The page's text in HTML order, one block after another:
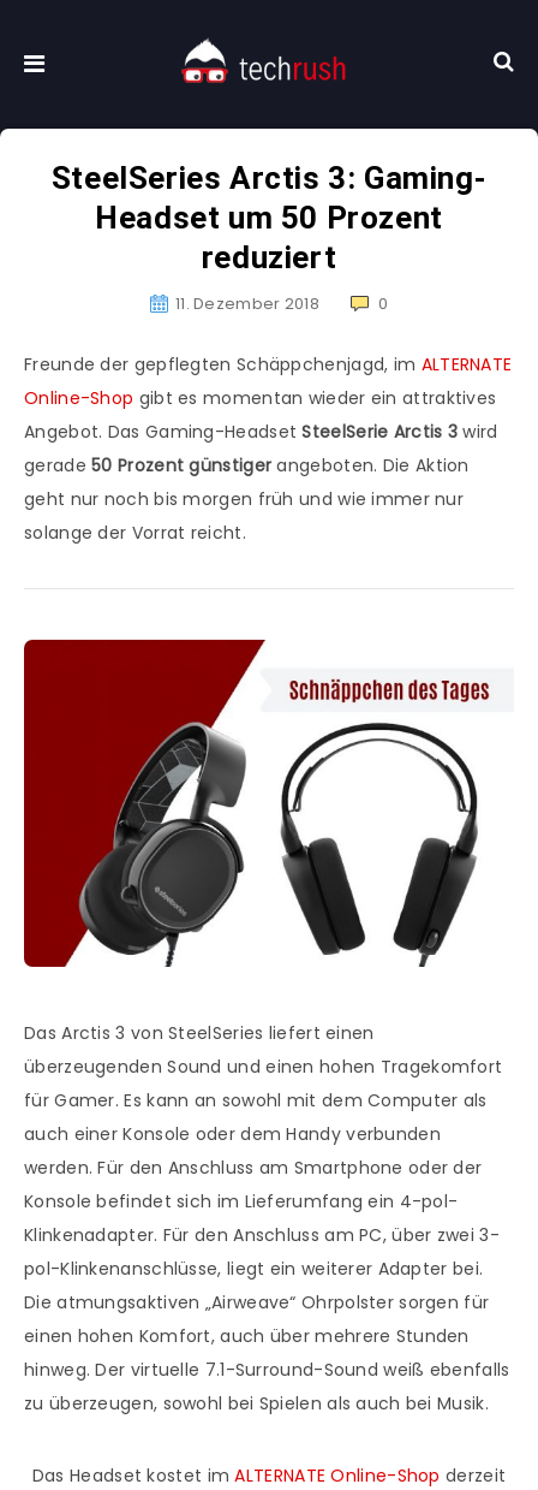
SteelSeries Arctis 3: Gaming-
Headset um 50 Prozent
reduziert
11. Dezember 2018 0
Freunde der gepflegten Schäppchenjagd, im ALTERNATE
Online-Shop gibt es momentan wieder ein attraktives
Angebot. Das Gaming-HeadsetSteelSerie Arctis 3 wird
gerade50 Prozent günstiger angeboten. Die Aktion
geht nur noch bis morgen früh und wie immer nur
solange der Vorrat reicht.
Das Arctis 3 von SteelSeries liefert einen
überzeugenden Sound und einen hohen Tragekomfort
für Gamer. Es kann an sowohl mit dem Computer als
auch einer Konsole oder dem Handy verbunden
werden. Für den Anschluss am Smartphone oder der
Konsole befindet sich im Lieferumfang ein 4-pol-
Klinkenadapter. Für den Anschluss am PC, über zwei 3-
pol-Klinkenanschlüsse, liegt ein weiterer Adapter bei.
Die atmungsaktiven „Airweave“ Ohrpolster sorgen für
einen hohen Komfort, auch über mehrere Stunden
hinweg. Der virtuelle 7.1-Surround-Sound weiß ebenfalls
zu überzeugen, sowohl bei Spielen als auch bei Musik.
Das Headset kostet imALTERNATE Online-Shop derzeit